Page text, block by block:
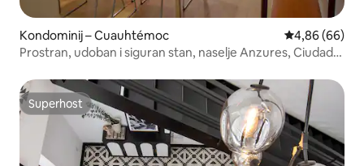
Kondominij – Cuauhtémoc Prosječna
4,86 (66)
Prostran, udoban i siguran stan, naselje Anzures, Ciudad
Superhost
Superhost